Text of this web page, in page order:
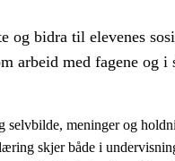
og bidra til elevenes
arbeid med fagene og i
selvbilde, meninger og
skjer både i